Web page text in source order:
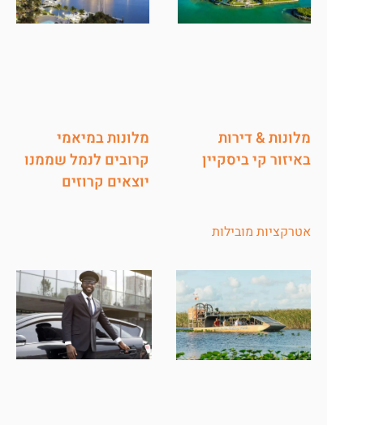
מלונות & דירות
באיזור קי ביסקיין
מלונות במיאמי
קרובים לנמל שממנו
יוצאים קרוזים
אטרקציות מובילות